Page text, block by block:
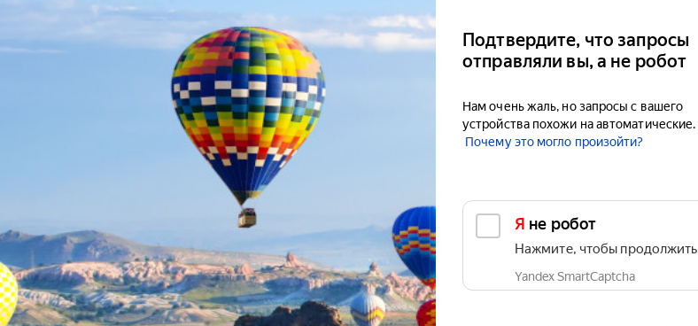
Подтвердите, что запросы
отправляли вы, а не робот
Нам очень жаль, но запросы с вашего
устройства похожи на автоматические.
Почему это могло произойти?
Я не робот
Нажмите, чтобы продолжить
Yandex SmartCaptcha